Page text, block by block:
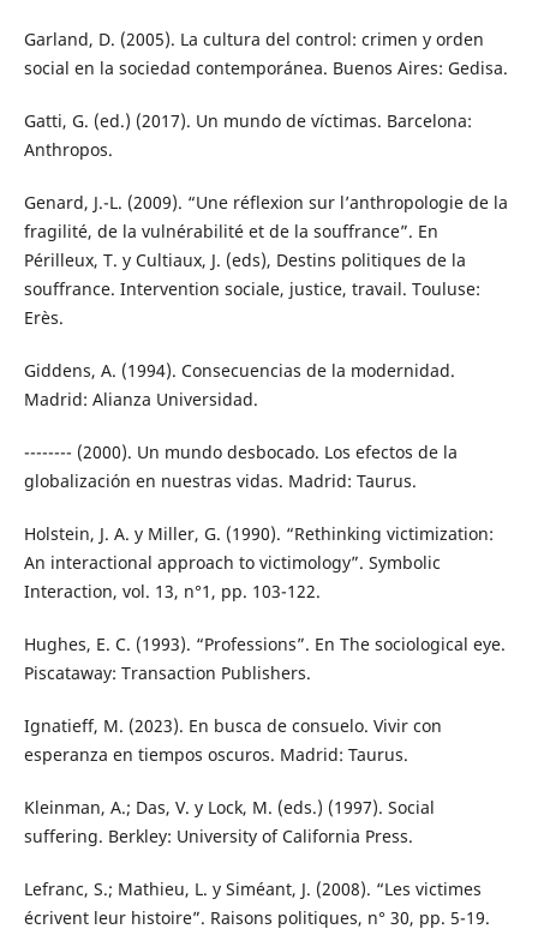
Garland, D. (2005). La cultura del control: crimen y orden
social en la sociedad contemporánea. Buenos Aires: Gedisa.
Gatti, G. (ed.) (2017). Un mundo de víctimas. Barcelona:
Anthropos.
Genard, J.-L. (2009). “Une réflexion sur l’anthropologie de la
fragilité, de la vulnérabilité et de la souffrance”. En
Périlleux, T. y Cultiaux, J. (eds), Destins politiques de la
souffrance. Intervention sociale, justice, travail. Touluse:
Erès.
Giddens, A. (1994). Consecuencias de la modernidad.
Madrid: Alianza Universidad.
-------- (2000). Un mundo desbocado. Los efectos de la
globalización en nuestras vidas. Madrid: Taurus.
Holstein, J. A. y Miller, G. (1990). “Rethinking victimization:
An interactional approach to victimology”. Symbolic
Interaction, vol. 13, n°1, pp. 103-122.
Hughes, E. C. (1993). “Professions”. En The sociological eye.
Piscataway: Transaction Publishers.
Ignatieff, M. (2023). En busca de consuelo. Vivir con
esperanza en tiempos oscuros. Madrid: Taurus.
Kleinman, A.; Das, V. y Lock, M. (eds.) (1997). Social
suffering. Berkley: University of California Press.
Lefranc, S.; Mathieu, L. y Siméant, J. (2008). “Les victimes
écrivent leur histoire”. Raisons politiques, n° 30, pp. 5-19.